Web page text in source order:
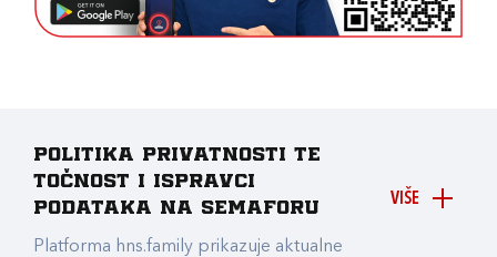
VIŠE
Politika privatnosti te
točnost i ispravci
podataka na Semaforu
Platforma hns.family prikazuje aktualne